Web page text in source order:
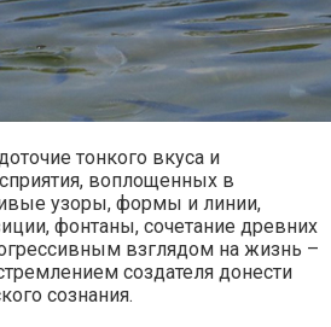
тонкого вкуса и
воплощенных в
узоры, формы и линии,
фонтаны, сочетание древних
взглядом на жизнь –
создателя донести
сознания.